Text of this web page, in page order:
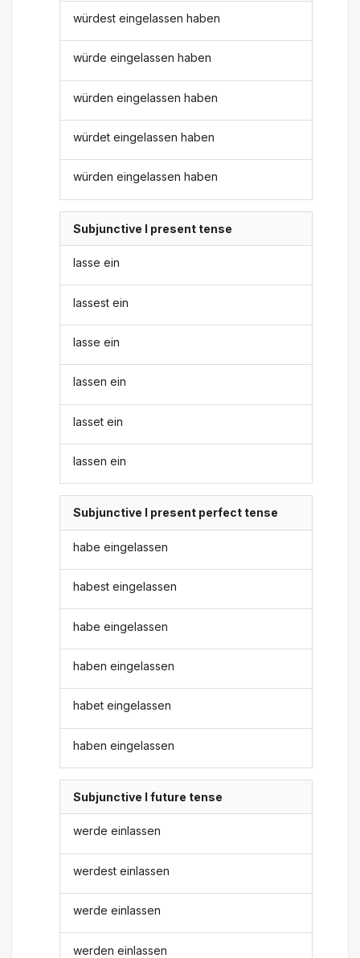
würdest eingelassen haben
würde eingelassen haben
würden eingelassen haben
würdet eingelassen haben
würden eingelassen haben
Subjunctive I present tense
lasse ein
lassest ein
lasse ein
lassen ein
lasset ein
lassen ein
Subjunctive I present perfect tense
habe eingelassen
habest eingelassen
habe eingelassen
haben eingelassen
habet eingelassen
haben eingelassen
Subjunctive I future tense
werde einlassen
werdest einlassen
werde einlassen
werden einlassen